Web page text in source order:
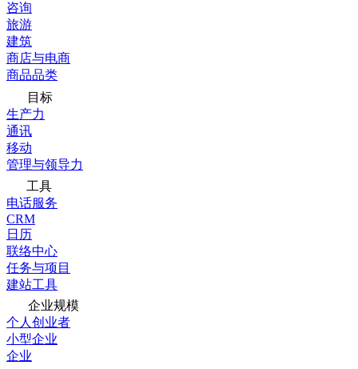
咨询
旅游
建筑
商店与电商
商品品类
目标
生产力
通讯
移动
管理与领导力
工具
电话服务
CRM
日历
联络中心
任务与项目
建站工具
企业规模
个人创业者
小型企业
企业